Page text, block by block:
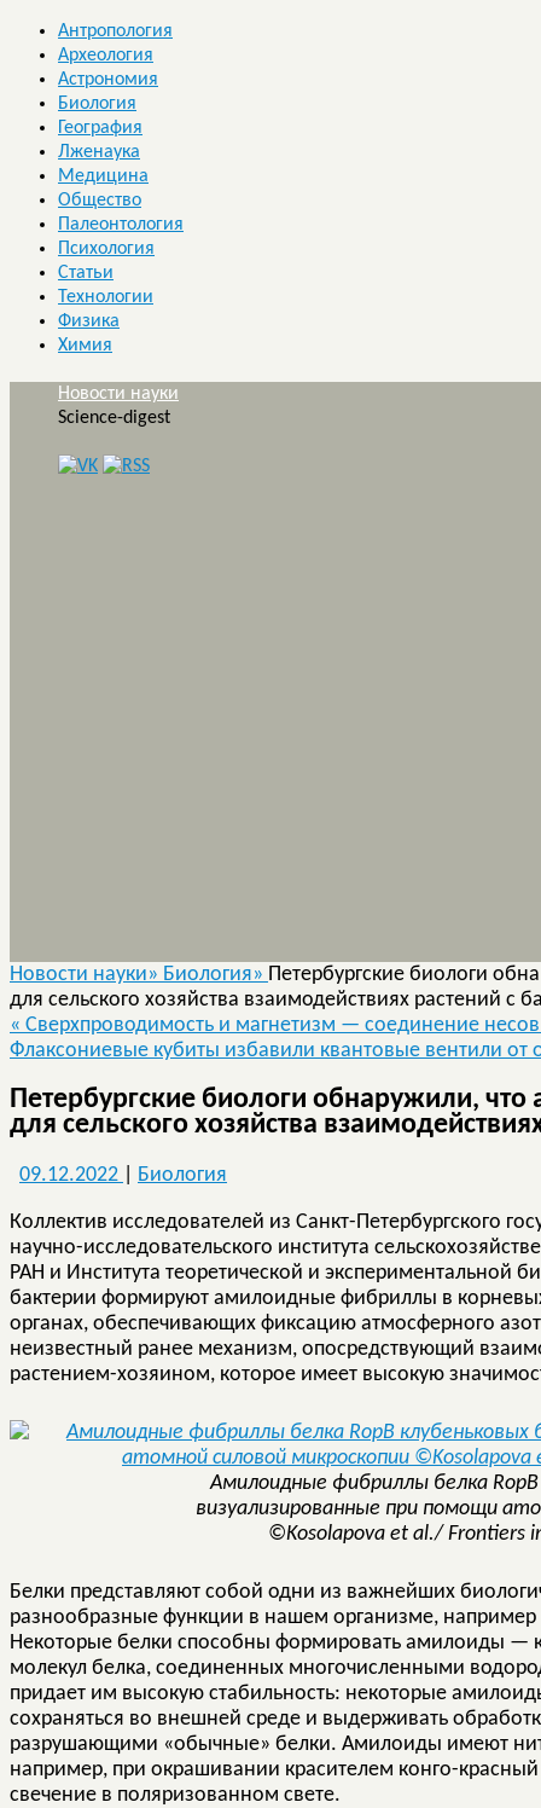
Антропология
Археология
Астрономия
Биология
География
Лженаука
Медицина
Общество
Палеонтология
Психология
Статьи
Технологии
Физика
Химия
Новости науки
Science-digest
Новости науки» Биология» Петербургские биологи
для сельского хозяйства взаимодействиях растений с
« Сверхпроводимость и магнетизм — соединение
Флаксониевые кубиты избавили квантовые вентили
Петербургские биологи обнаружили,
для сельского хозяйства
09.12.2022 Биология
Коллектив исследователей из Санкт-Петербургского
научно-исследовательского института
РАН и Института теоретической и экспериментальной
бактерии формируют амилоидные фибриллы в
органах, обеспечивающих фиксацию атмосферного
неизвестный ранее механизм, опосредствующий
растением-хозяином, которое имеет высокую
Амилоидные фибриллы белка
визуализированные при помощи
©Kosolapova et al./ Frontiers
Белки представляют собой одни из важнейших
разнообразные функции в нашем организме, например
Некоторые белки способны формировать амилоиды —
молекул белка, соединенных многочисленными
придает им высокую стабильность: некоторые
сохраняться во внешней среде и выдерживать
разрушающими «обычные» белки. Амилоиды имеют
например, при окрашивании красителем конго-
свечение в поляризованном свете.